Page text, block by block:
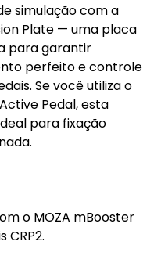
simulação com a
Plate — uma placa
para garantir
perfeito e controle
Se você utiliza o
Pedal, esta
para fixação
o MOZA mBooster
CRP2.